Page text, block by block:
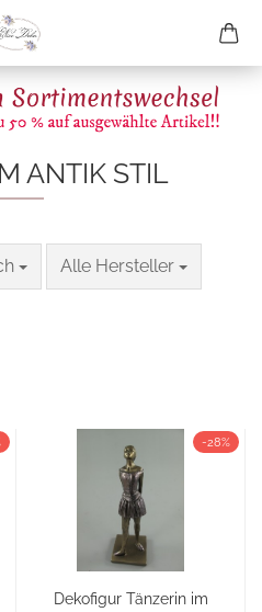
ANTIK STIL
Alle Hersteller
pro Seite
-28%
Dekofigur Tänzerin im